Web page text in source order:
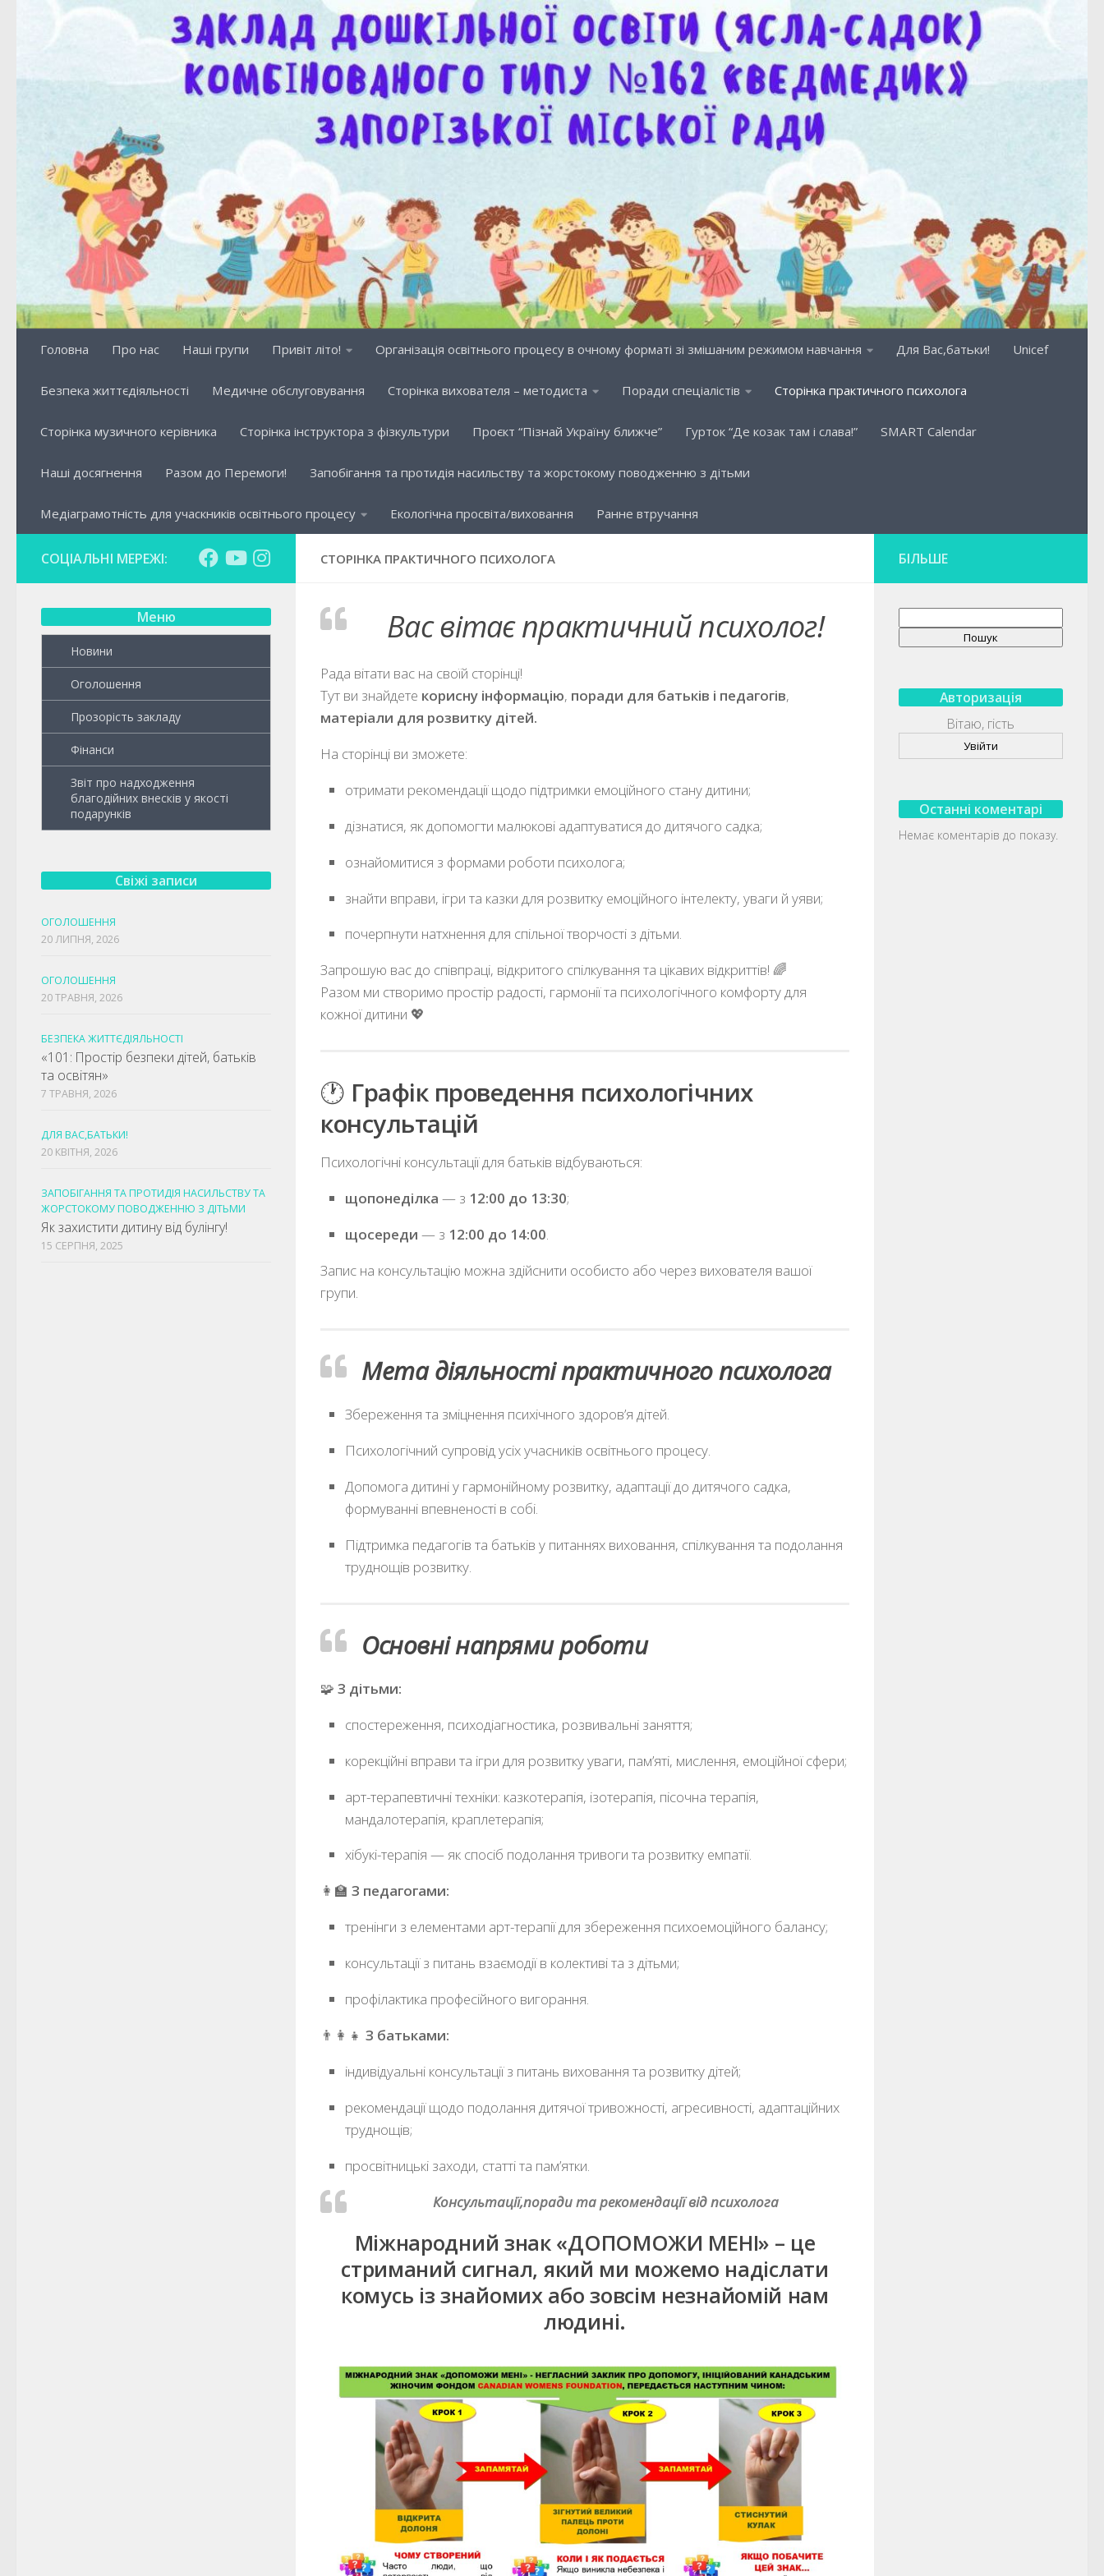
Головна Про нас Наші групи Привіт літо! Організація освітнього процесу в очному форматі зі змішаним режимом навчання Для Вас,батьки! Unicef
Безпека життєдіяльності Медичне обслуговування Сторінка вихователя – методиста Поради спеціалістів Сторінка практичного психолога
Сторінка музичного керівника Сторінка інструктора з фізкультури Проєкт “Пізнай Україну ближче” Гурток “Де козак там і слава!” SMART Сalendar
Наші досягнення Разом до Перемоги! Запобігання та протидія насильству та жорстокому поводженню з дітьми
Медіаграмотність для учаскників освітнього процесу Eкологічна просвіта/виховання Ранне втручання
СТОРІНКА ПРАКТИЧНОГО ПСИХОЛОГА
Вас вітає практичний психолог!
Рада вітати вас на своїй сторінці!
Тут ви знайдете корисну інформацію, поради для батьків і педагогів,
матеріали для розвитку дітей.
На сторінці ви зможете:
отримати рекомендації щодо підтримки емоційного стану дитини;
дізнатися, як допомогти малюкові адаптуватися до дитячого садка;
ознайомитися з формами роботи психолога;
знайти вправи, ігри та казки для розвитку емоційного інтелекту, уваги й уяви;
почерпнути натхнення для спільної творчості з дітьми.
Запрошую вас до співпраці, відкритого спілкування та цікавих відкриттів! 🌈
Разом ми створимо простір радості, гармонії та психологічного комфорту для
кожної дитини 💖
🕐 Графік проведення психологічних
консультацій
Психологічні консультації для батьків відбуваються:
щопонеділка — з 12:00 до 13:30;
щосереди — з 12:00 до 14:00.
Запис на консультацію можна здійснити особисто або через вихователя вашої
групи.
Мета діяльності практичного психолога
Збереження та зміцнення психічного здоров’я дітей.
Психологічний супровід усіх учасників освітнього процесу.
Допомога дитині у гармонійному розвитку, адаптації до дитячого садка,
формуванні впевненості в собі.
Підтримка педагогів та батьків у питаннях виховання, спілкування та подолання
труднощів розвитку.
Основні напрями роботи
🧩 З дітьми:
спостереження, психодіагностика, розвивальні заняття;
корекційні вправи та ігри для розвитку уваги, пам’яті, мислення, емоційної сфери;
арт-терапевтичні техніки: казкотерапія, ізотерапія, пісочна терапія,
мандалотерапія, краплетерапія;
хібукі-терапія — як спосіб подолання тривоги та розвитку емпатії.
👩‍🏫 З педагогами:
тренінги з елементами арт-терапії для збереження психоемоційного балансу;
консультації з питань взаємодії в колективі та з дітьми;
профілактика професійного вигорання.
👨‍👩‍👧 З батьками:
індивідуальні консультації з питань виховання та розвитку дітей;
рекомендації щодо подолання дитячої тривожності, агресивності, адаптаційних
труднощів;
просвітницькі заходи, статті та пам’ятки.
Консультації,поради та рекомендації від психолога
Міжнародний знак «ДОПОМОЖИ МЕНІ» – це
стриманий сигнал, який ми можемо надіслати
комусь із знайомих або зовсім незнайомій нам
людині.
СОЦІАЛЬНІ МЕРЕЖІ:
Меню
Новини
Оголошення
Прозорість закладу
Фінанси
Звіт про надходження
благодійних внесків у якості
подарунків
Свіжі записи
ОГОЛОШЕННЯ
20 ЛИПНЯ, 2026
ОГОЛОШЕННЯ
20 ТРАВНЯ, 2026
БЕЗПЕКА ЖИТТЄДІЯЛЬНОСТІ
«101: Простір безпеки дітей, батьків
та освітян»
7 ТРАВНЯ, 2026
ДЛЯ ВАС,БАТЬКИ!
20 КВІТНЯ, 2026
ЗАПОБІГАННЯ ТА ПРОТИДІЯ НАСИЛЬСТВУ ТА
ЖОРСТОКОМУ ПОВОДЖЕННЮ З ДІТЬМИ
Як захистити дитину від булінгу!
15 СЕРПНЯ, 2025
БІЛЬШЕ
Пошук
Авторизація
Вітаю, гість
Увійти
Останні коментарі
Немає коментарів до показу.